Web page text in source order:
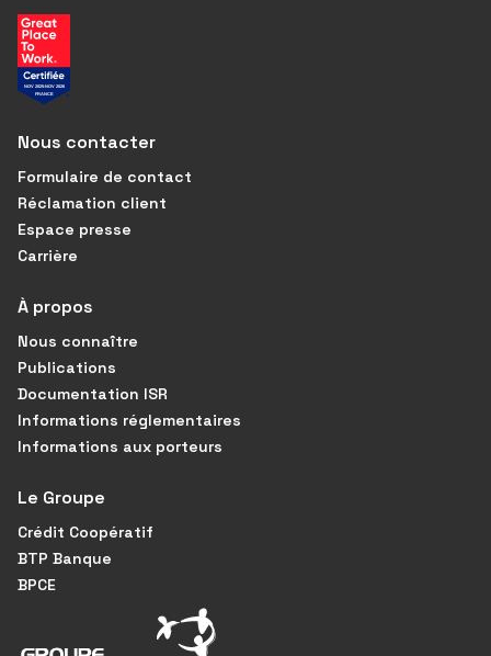
Nous contacter
Formulaire de contact
Réclamation client
Espace presse
Carrière
À propos
Nous connaître
Publications
Documentation ISR
Informations réglementaires
Informations aux porteurs
Le Groupe
Crédit Coopératif
BTP Banque
BPCE